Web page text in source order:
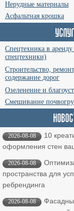
Нерудные материалы
Асфальтная крошка
Спецтехника в аренду
спецтехники)
Строительство,
содержание дорог
Озеленение и
Смешивание
2026-08-08
10
оформления стен
2026-08-08
пространства для
ребрендинга
2026-08-08